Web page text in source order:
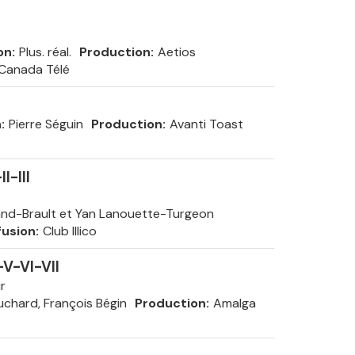
Plus. réal. Production Aetios
Télé
Pierre Séguin Production Avanti Toast
II-III
Brault et Yan Lanouette-Turgeon
Club Illico
V-VI-VII
François Bégin Production Amalga